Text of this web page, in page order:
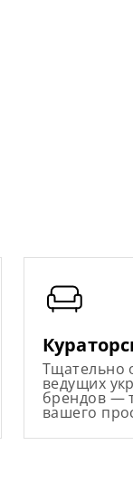
Тщательно
ведущих
брендов —
вашего